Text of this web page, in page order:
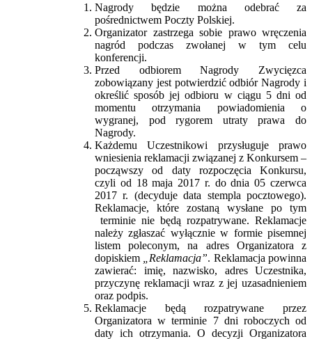
Nagrody będzie można odebrać za
pośrednictwem Poczty Polskiej.
Organizator zastrzega sobie prawo wręczenia
nagród podczas zwołanej w tym celu
konferencji.
Przed odbiorem Nagrody Zwycięzca
zobowiązany jest potwierdzić odbiór Nagrody i
określić sposób jej odbioru w ciągu 5 dni od
momentu otrzymania powiadomienia o
wygranej, pod rygorem utraty prawa do
Nagrody.
Każdemu Uczestnikowi przysługuje prawo
wniesienia reklamacji związanej z Konkursem –
począwszy od daty rozpoczęcia Konkursu,
czyli od 18 maja 2017 r. do dnia 05 czerwca
2017 r. (decyduje data stempla pocztowego).
Reklamacje, które zostaną wysłane po tym
terminie nie będą rozpatrywane. Reklamacje
należy zgłaszać wyłącznie w formie pisemnej
listem poleconym, na adres Organizatora z
dopiskiem
„Reklamacja”. Reklamacja powinna
zawierać: imię, nazwisko, adres Uczestnika,
przyczynę reklamacji wraz z jej uzasadnieniem
oraz podpis.
Reklamacje będą rozpatrywane przez
Organizatora w terminie 7 dni roboczych od
daty ich otrzymania. O decyzji Organizatora